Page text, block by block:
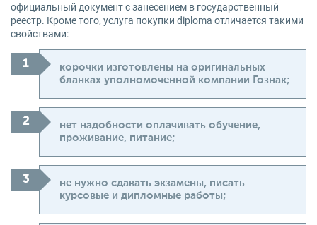
официальный документ с занесением в государственный
реестр. Кроме того, услуга покупки diploma отличается такими
свойствами:
корочки изготовлены на оригинальных
бланках уполномоченной компании Гознак;
нет надобности оплачивать обучение,
проживание, питание;
не нужно сдавать экзамены, писать
курсовые и дипломные работы;